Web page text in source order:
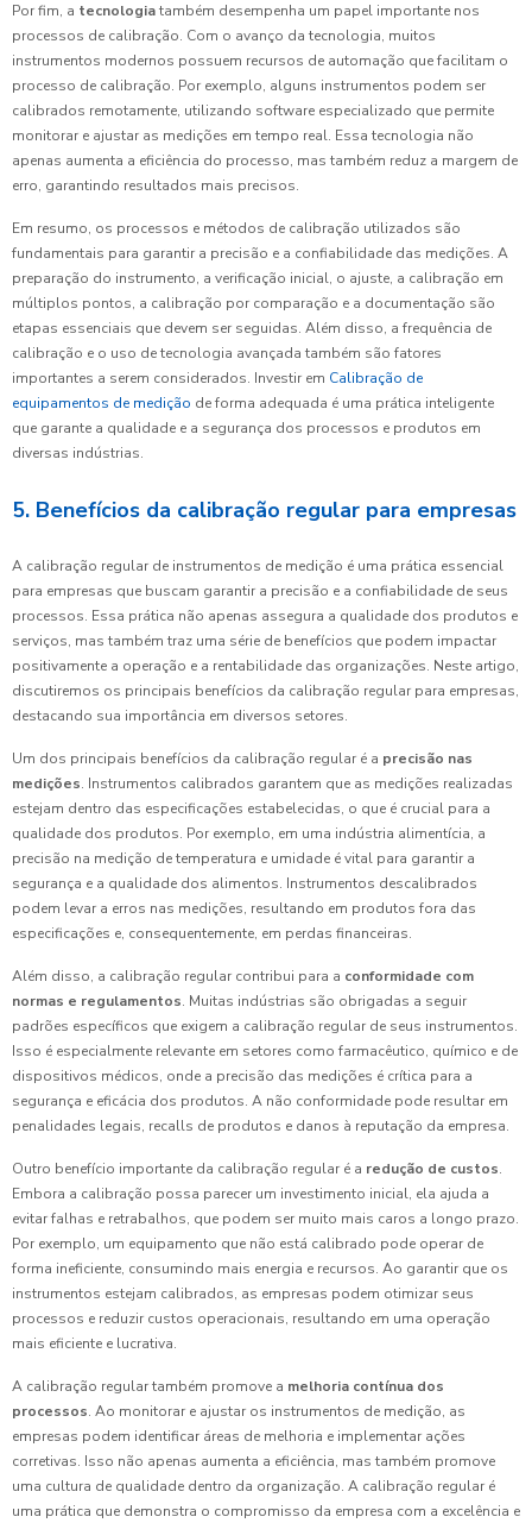
Por fim, a tecnologiatambém desempenha um papel importante nos
processos de calibração. Com o avanço da tecnologia, muitos
instrumentos modernos possuem recursos de automação que facilitam o
processo de calibração. Por exemplo, alguns instrumentos podem ser
calibrados remotamente, utilizando software especializado que permite
monitorar e ajustar as medições em tempo real. Essa tecnologia não
apenas aumenta a eficiência do processo, mas também reduz a margem de
erro, garantindo resultados mais precisos.
Em resumo, os processos e métodos de calibração utilizados são
fundamentais para garantir a precisão e a confiabilidade das medições. A
preparação do instrumento, a verificação inicial, o ajuste, a calibração em
múltiplos pontos, a calibração por comparação e a documentação são
etapas essenciais que devem ser seguidas. Além disso, a frequência de
calibração e o uso de tecnologia avançada também são fatores
importantes a serem considerados. Investir em Calibração de
equipamentos de medição de forma adequada é uma prática inteligente
que garante a qualidade e a segurança dos processos e produtos em
diversas indústrias.
5. Benefícios da calibração regular para empresas
A calibração regular de instrumentos de medição é uma prática essencial
para empresas que buscam garantir a precisão e a confiabilidade de seus
processos. Essa prática não apenas assegura a qualidade dos produtos e
serviços, mas também traz uma série de benefícios que podem impactar
positivamente a operação e a rentabilidade das organizações. Neste artigo,
discutiremos os principais benefícios da calibração regular para empresas,
destacando sua importância em diversos setores.
Um dos principais benefícios da calibração regular é a precisão nas
medições. Instrumentos calibrados garantem que as medições realizadas
estejam dentro das especificações estabelecidas, o que é crucial para a
qualidade dos produtos. Por exemplo, em uma indústria alimentícia, a
precisão na medição de temperatura e umidade é vital para garantir a
segurança e a qualidade dos alimentos. Instrumentos descalibrados
podem levar a erros nas medições, resultando em produtos fora das
especificações e, consequentemente, em perdas financeiras.
Além disso, a calibração regular contribui para a conformidade com
normas e regulamentos. Muitas indústrias são obrigadas a seguir
padrões específicos que exigem a calibração regular de seus instrumentos.
Isso é especialmente relevante em setores como farmacêutico, químico e de
dispositivos médicos, onde a precisão das medições é crítica para a
segurança e eficácia dos produtos. A não conformidade pode resultar em
penalidades legais, recalls de produtos e danos à reputação da empresa.
Outro benefício importante da calibração regular é a redução de custos.
Embora a calibração possa parecer um investimento inicial, ela ajuda a
evitar falhas e retrabalhos, que podem ser muito mais caros a longo prazo.
Por exemplo, um equipamento que não está calibrado pode operar de
forma ineficiente, consumindo mais energia e recursos. Ao garantir que os
instrumentos estejam calibrados, as empresas podem otimizar seus
processos e reduzir custos operacionais, resultando em uma operação
mais eficiente e lucrativa.
A calibração regular também promove a melhoria contínua dos
processos. Ao monitorar e ajustar os instrumentos de medição, as
empresas podem identificar áreas de melhoria e implementar ações
corretivas. Isso não apenas aumenta a eficiência, mas também promove
uma cultura de qualidade dentro da organização. A calibração regular é
uma prática que demonstra o compromisso da empresa com a excelência e